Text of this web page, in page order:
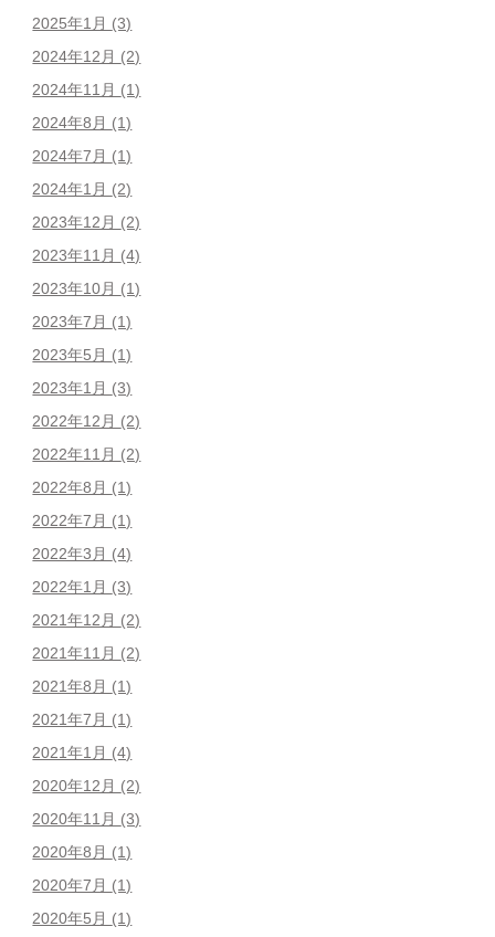
2025年1月 (3)
2024年12月 (2)
2024年11月 (1)
2024年8月 (1)
2024年7月 (1)
2024年1月 (2)
2023年12月 (2)
2023年11月 (4)
2023年10月 (1)
2023年7月 (1)
2023年5月 (1)
2023年1月 (3)
2022年12月 (2)
2022年11月 (2)
2022年8月 (1)
2022年7月 (1)
2022年3月 (4)
2022年1月 (3)
2021年12月 (2)
2021年11月 (2)
2021年8月 (1)
2021年7月 (1)
2021年1月 (4)
2020年12月 (2)
2020年11月 (3)
2020年8月 (1)
2020年7月 (1)
2020年5月 (1)